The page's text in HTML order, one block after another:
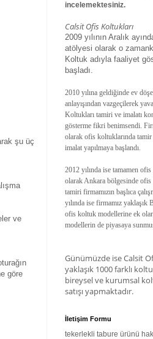
şu üç
ve
göre
incelemektesiniz.
Calsit Ofis Koltukları
2009 yılının Aralık
atölyesi olarak o
Koltuk adıyla faaliyet
başladı.
2010 yılına geldiğinde ev
anlayışından vazgeçilerek
Koltukları tamiri ve imalatı
gösterme fikri benimsendi.
olarak ofis koltuklarında
imalat yapılmaya başlandı.
2012 yılında ise tamamen
olarak Ankara bölgesinde
tamiri firmamızın başlıca
yılında ise firmamız yaklaşık
ofis koltuk modellerine ek
modellerin de piyasaya
Günümüzde ise Calsit
yaklaşık 1000 farklı
bireysel ve kurumsal
satışı yapmaktadır.
İletişim Formu
tekerlekli tabure ürünü